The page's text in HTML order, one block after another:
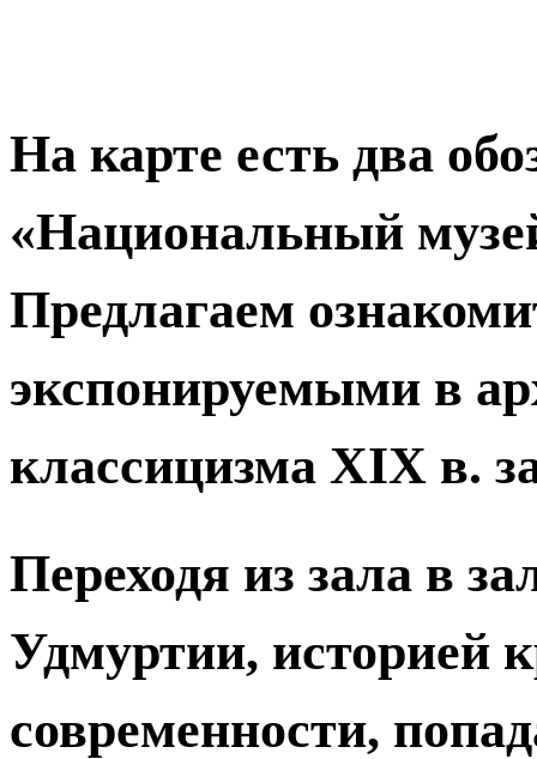
На карте есть два
«Национальный
Предлагаем
экспонируемыми в
классицизма XIX в.
Переходя из зала в
Удмуртии, историей
современности,